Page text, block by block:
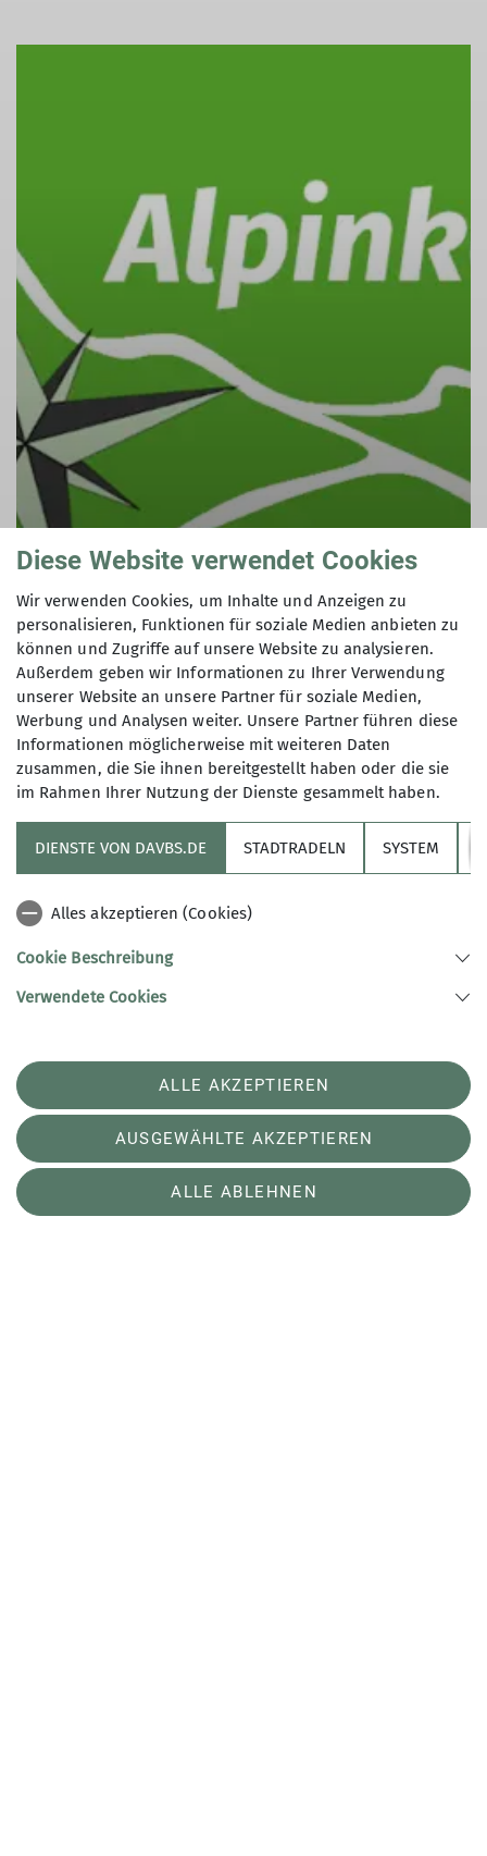
Immer auf dem neuesten
Abonniere jetzt unseren monatlichen
Newsletter "Alpinkompass".
Diese Website verwendet Cookies
Wir verwenden Cookies, um Inhalte und Anzeigen zu
personalisieren, Funktionen für soziale Medien anbieten zu
können und Zugriffe auf unsere Website zu analysieren.
Außerdem geben wir Informationen zu Ihrer Verwendung
unserer Website an unsere Partner für soziale Medien,
Werbung und Analysen weiter. Unsere Partner führen diese
Informationen möglicherweise mit weiteren Daten
zusammen, die Sie ihnen bereitgestellt haben oder die sie
im Rahmen Ihrer Nutzung der Dienste gesammelt haben.
DIENSTE VON DAVBS.DE STADTRADELN SYSTEM
Alles akzeptieren (Cookies)
Cookie Beschreibung
Verwendete Cookies
ALLE AKZEPTIEREN
AUSGEWÄHLTE AKZEPTIEREN
ALLE ABLEHNEN